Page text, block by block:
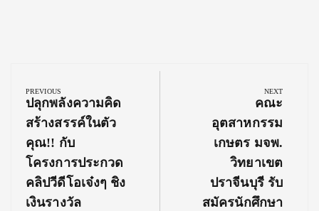
navigation
PREVIOUS
Previous
Post:
ปลุกพลังความคิด
สร้างสรรค์ในตัว
คุณ!! กับ
โครงการประกวด
คลิปวีดีโอเจ๋งๆ ชิง
เงินรางวัล
NEXT
Next
Post:
คณะ
อุตสาหกรรม
เกษตร มจพ.
วิทยาเขต
ปราจีนบุรี รับ
สมัครนักศึกษา